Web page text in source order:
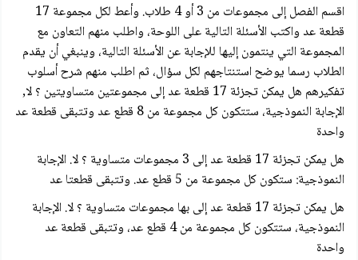
اقسم الفصل إلى مجموعات من 3 أو 4 طلاب. وأعط لكل مجموعة 17
قطعة عد واكتب الأسئلة التالية على اللوحة، واطلب منهم التعاون مع
المجموعة التي ينتمون إليها للإجابة عن الأسئلة التالية، وينبغي أن يقدم
الطلاب رسما يوضح استنتاجهم لكل سؤال، ثم اطلب منهم شرح أسلوب
تفكيرهم هل يمكن تجزئة 17 قطعة عد إلى مجموعتين متساويتين ؟ لا,
الإجابة النموذجية، ستتكون كل مجموعة من 8 قطع عد وتتبقى قطعة عد
واحدة
هل يمكن تجزئة 17 قطعة عد إلى 3 مجموعات متساوية ؟ لا. الإجابة
النموذجية: ستكون كل مجموعة من 5 قطع عد. وتتبقى قطعتا عد
هل يمكن تجزئة 17 قطعة عد إلى بها مجموعات متساوية ؟ لا. الإجابة
النموذجية، ستتكون كل مجموعة من 4 قطع عد، وتتبقى قطعة عد
واحدة